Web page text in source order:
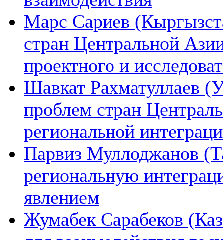
Марс Сариев
стран Центральной
проектного и
Шавкат Рахматуллаев
проблем стран
региональной
Парвиз Муллоджанов
региональную
явлением
Жумабек Сарабеков